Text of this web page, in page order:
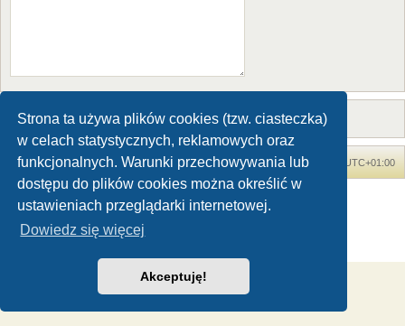
Strona ta używa plików cookies (tzw. ciasteczka)
w celach statystycznych, reklamowych oraz
funkcjonalnych. Warunki przechowywania lub
dostępu do plików cookies można określić w
ustawieniach przeglądarki internetowej.
Dowiedz się więcej
Akceptuję!
Forum Dinozaury.com Strona główna Strefa czasowa UTC+01:00
Technologię dostarczaphpBB® Forum Software © phpBB Limited
Polski pakiet językowy dostarcza